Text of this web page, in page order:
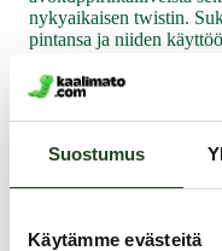
Suostumus
Käytämme evästeitä
nykyaikaisen twistin.
pintansa ja niiden
29.99 €
Muut